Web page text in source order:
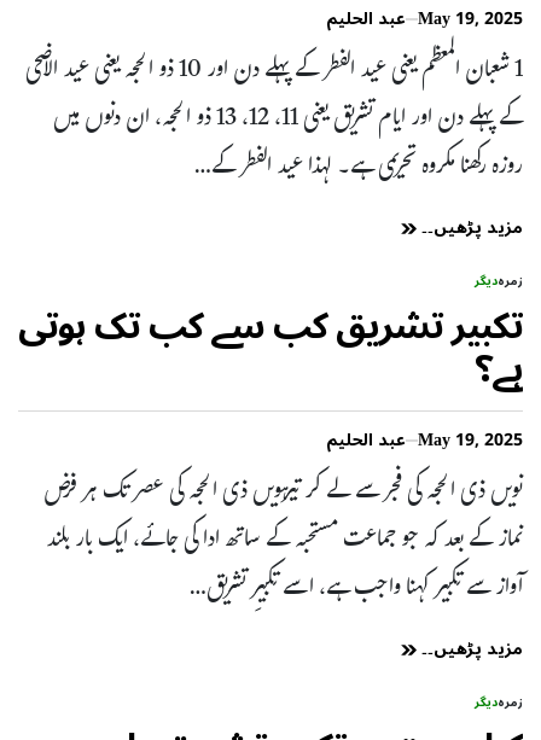
May 19, 2025 عبد الحلیم
1 شعبان المعظم یعنی عید الفطر کے پہلے دن اور 10 ذو الحجہ یعنی عید الاضحی
کے پہلے دن اور ایام تشریق یعنی 11، 12، 13 ذو الحجہ، ان دنوں میں
روزہ رکھنا مکروہ تحریمی ہے۔ لہذا عید الفطر کے…
مزید پڑھیں۔۔
زمرہدیگر
تکبیر تشریق کب سے کب تک ہوتی
ہے؟
May 19, 2025 عبد الحلیم
نویں ذی الحجہ کی فجر سے لے کر تیرہویں ذی الحجہ کی عصر تک ہر فرض
نماز کے بعد کہ جو جماعت مستحبہ کے ساتھ ادا کی جائے، ایک بار بلند
آواز سے تکبیر کہنا واجب ہے، اسے تکبیرِ تشریق…
مزید پڑھیں۔۔
زمرہدیگر